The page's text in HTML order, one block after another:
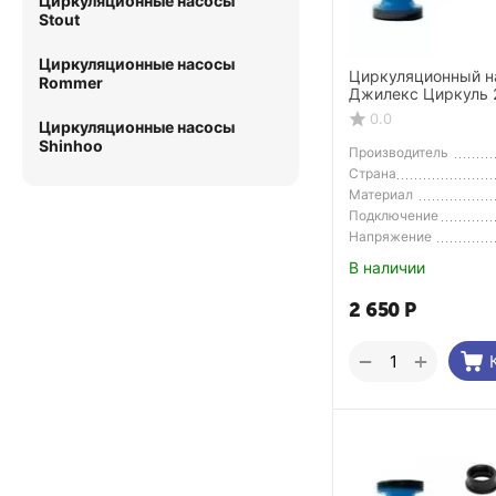
Циркуляционный
Джилекс Циркуль
0.0
Производитель
Страна
Производитель
Материал
Подключение
Напряжение
В наличии
2 650 Р
+
−
Stout
Циркуляционные насосы
Rommer
Циркуляционные насосы
Shinhoo